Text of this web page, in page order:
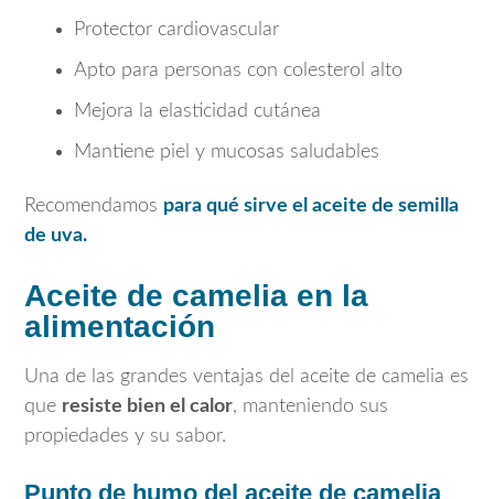
Protector cardiovascular
Apto para personas con colesterol alto
Mejora la elasticidad cutánea
Mantiene piel y mucosas saludables
Recomendamos para qué sirve el aceite de semilla
de uva.
Aceite de camelia en la
alimentación
Una de las grandes ventajas del aceite de camelia es
que resiste bien el calor, manteniendo sus
propiedades y su sabor.
Punto de humo del aceite de camelia